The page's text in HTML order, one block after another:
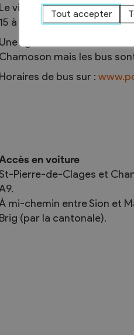
Le village de Chamoson se
15 à 20 mn pour descendre
Une ligne de bus assure la
Chamoson mais les bus
Horaires de bus sur :
en voiture
St-Pierre-de-Clages et
mi-chemin entre Sion et
Brig (par la cantonale).
Tout accepter